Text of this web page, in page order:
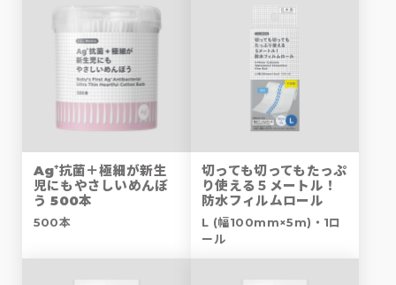
Ag⁺抗菌＋極細が新生
児にもやさしいめんぼ
う 500本
500本
切っても切ってもたっぷ
り使える５メートル！
防水フィルムロール
L (幅100mm×5m)・1ロ
ール